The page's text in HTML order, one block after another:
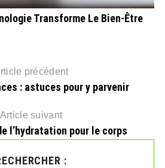
Transforme Le Bien-Être
précédent
: astuces pour y parvenir
Article suivant
l’hydratation pour le corps
: